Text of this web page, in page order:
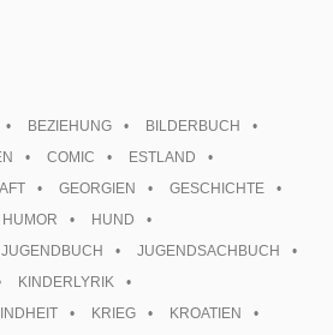
BEZIEHUNG
BILDERBUCH
COMIC
ESTLAND
GEORGIEN
GESCHICHTE
HUMOR
HUND
JUGENDBUCH
JUGENDSACHBUCH
KINDERLYRIK
KRIEG
KROATIEN